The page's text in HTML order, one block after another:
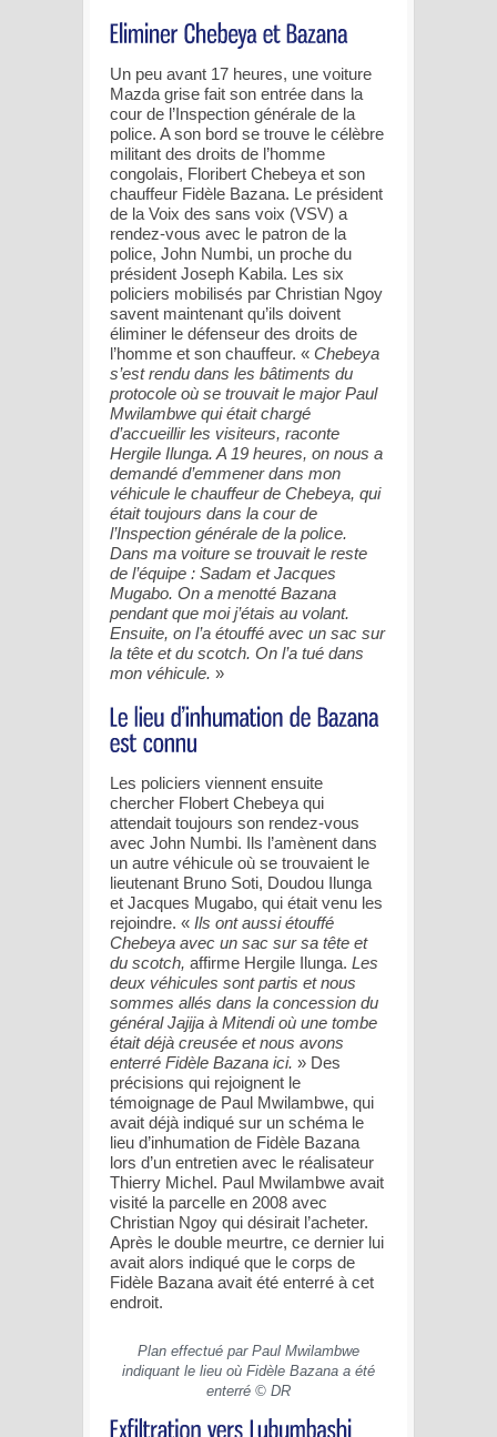
Un peu avant 17 heures, une voiture
Mazda grise fait son entrée dans la
cour de l’Inspection générale de la
police. A son bord se trouve le célèbre
militant des droits de l’homme
congolais, Floribert Chebeya et son
chauffeur Fidèle Bazana. Le président
de la Voix des sans voix (VSV) a
rendez-vous avec le patron de la
police, John Numbi, un proche du
président Joseph Kabila. Les six
policiers mobilisés par Christian Ngoy
savent maintenant qu’ils doivent
éliminer le défenseur des droits de
l’homme et son chauffeur. « Chebeya
s’est rendu dans les bâtiments du
protocole où se trouvait le major Paul
Mwilambwe qui était chargé
d’accueillir les visiteurs, raconte
Hergile Ilunga. A 19 heures, on nous a
demandé d’emmener dans mon
véhicule le chauffeur de Chebeya, qui
était toujours dans la cour de
l’Inspection générale de la police.
Dans ma voiture se trouvait le reste
de l’équipe : Sadam et Jacques
Mugabo. On a menotté Bazana
pendant que moi j’étais au volant.
Ensuite, on l’a étouffé avec un sac sur
la tête et du scotch. On l’a tué dans
mon véhicule. »
Les policiers viennent ensuite
chercher Flobert Chebeya qui
attendait toujours son rendez-vous
avec John Numbi. Ils l’amènent dans
un autre véhicule où se trouvaient le
lieutenant Bruno Soti, Doudou Ilunga
et Jacques Mugabo, qui était venu les
rejoindre. « Ils ont aussi étouffé
Chebeya avec un sac sur sa tête et
du scotch, affirme Hergile Ilunga. Les
deux véhicules sont partis et nous
sommes allés dans la concession du
général Jajija à Mitendi où une tombe
était déjà creusée et nous avons
enterré Fidèle Bazana ici. » Des
précisions qui rejoignent le
témoignage de Paul Mwilambwe, qui
avait déjà indiqué sur un schéma le
lieu d’inhumation de Fidèle Bazana
lors d’un entretien avec le réalisateur
Thierry Michel. Paul Mwilambwe avait
visité la parcelle en 2008 avec
Christian Ngoy qui désirait l’acheter.
Après le double meurtre, ce dernier lui
avait alors indiqué que le corps de
Fidèle Bazana avait été enterré à cet
endroit.
Plan effectué par Paul Mwilambwe
indiquant le lieu où Fidèle Bazana a été
enterré © DR